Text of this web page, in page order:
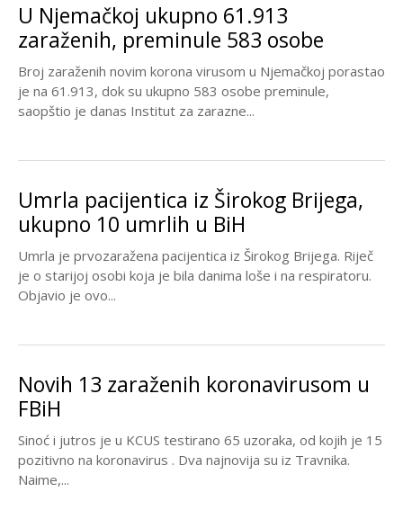
U Njemačkoj ukupno 61.913
zaraženih, preminule 583 osobe
Broj zaraženih novim korona virusom u Njemačkoj porastao
je na 61.913, dok su ukupno 583 osobe preminule,
saopštio je danas Institut za zarazne...
Umrla pacijentica iz Širokog Brijega,
ukupno 10 umrlih u BiH
Umrla je prvozaražena pacijentica iz Širokog Brijega. Riječ
je o starijoj osobi koja je bila danima loše i na respiratoru.
Objavio je ovo...
Novih 13 zaraženih koronavirusom u
FBiH
Sinoć i jutros je u KCUS testirano 65 uzoraka, od kojih je 15
pozitivno na koronavirus . Dva najnovija su iz Travnika.
Naime,...